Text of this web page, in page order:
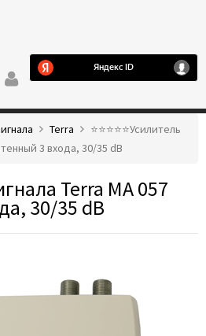
Terra
⭐️⭐️⭐️⭐️⭐️Усилитель
3 входа, 30/35 dB
Terra MA 057
30/35 dB